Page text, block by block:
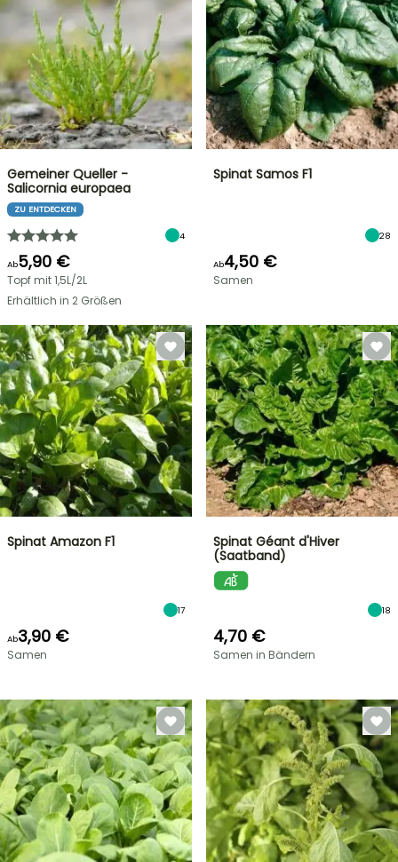
Gemeiner Queller -
Salicornia europaea
ZU ENTDECKEN
4
Ab5,90 €
Topf mit 1,5L/2L
Erhältlich in 2 Größen
Spinat Samos F1
28
Ab4,50 €
Samen
Spinat Amazon F1
17
Ab3,90 €
Samen
Spinat Géant d'Hiver
(Saatband)
18
4,70 €
Samen in Bändern